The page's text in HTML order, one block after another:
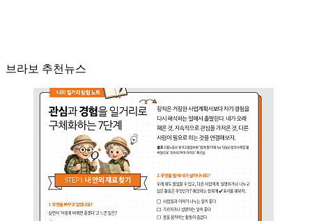
브라보 추천뉴스